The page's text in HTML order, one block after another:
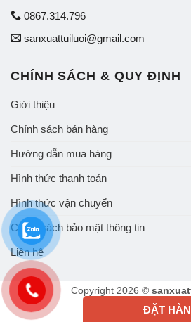
0867.314.796
sanxuattuiluoi@gmail.com
CHÍNH SÁCH & QUY ĐỊNH
Giới thiệu
Chính sách bán hàng
Hướng dẫn mua hàng
Hình thức thanh toán
Hình thức vận chuyển
Chính sách bảo mật thông tin
Liên hệ
Copyright 2026 ©
ĐẶT